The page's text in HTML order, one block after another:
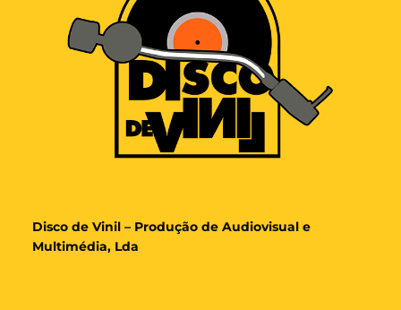
Disco de Vinil – Produção de Audiovisual e
Multimédia, Lda